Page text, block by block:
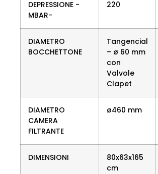
DEPRESSIONE -
MBAR-
220
DIAMETRO
BOCCHETTONE
Tangencial
– ø 60 mm
con
Valvole
Clapet
DIAMETRO
CAMERA
FILTRANTE
ø460 mm
DIMENSIONI
80x63x165
cm